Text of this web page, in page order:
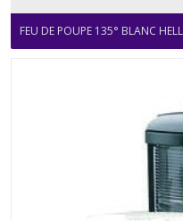
FEU DE POUPE 135° BLANC